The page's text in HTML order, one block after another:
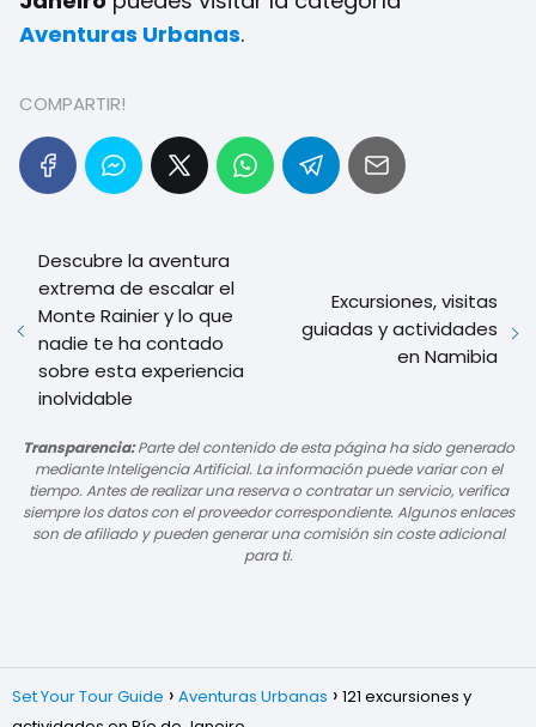
Aventuras Urbanas.
COMPARTIR!
Descubre la aventura
extrema de escalar el
Monte Rainier y lo que
nadie te ha contado
sobre esta experiencia
inolvidable
Excursiones, visitas
guiadas y actividades
en Namibia
Transparencia:Parte del contenido de esta página ha sido generado
mediante Inteligencia Artificial. La información puede variar con el
tiempo. Antes de realizar una reserva o contratar un servicio, verifica
siempre los datos con el proveedor correspondiente. Algunos enlaces
son de afiliado y pueden generar una comisión sin coste adicional
para ti.
Set Your Tour Guide Aventuras Urbanas
121 excursiones y